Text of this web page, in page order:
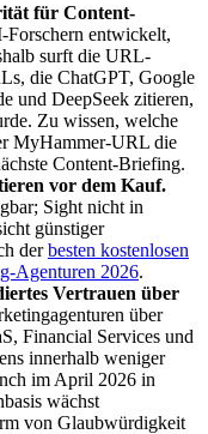
für Content-
entwickelt,
surft die URL-
die ChatGPT, Google
und DeepSeek zitieren,
Zu wissen, welche
MyHammer-URL die
Content-Briefing.
vor dem Kauf.
Sight nicht in
günstiger
derbesten kostenlosen
Agenturen 2026.
Vertrauen über
über
Financial Services und
innerhalb weniger
im April 2026 in
wächst
von Glaubwürdigkeit